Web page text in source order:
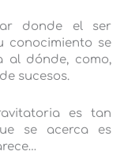
donde el ser
conocimiento se
al dónde, como,
sucesos.
es tan
se acerca es